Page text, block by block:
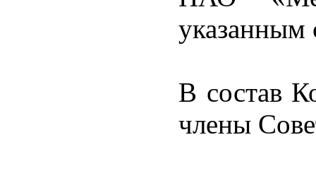
указанным
В состав
члены